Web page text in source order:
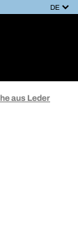
aus Leder